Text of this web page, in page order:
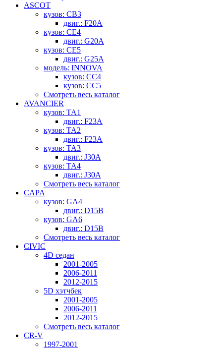
ASCOT
кузов: CB3
двиг.: F20A
кузов: CE4
двиг.: G20A
кузов: CE5
двиг.: G25A
модель: INNOVA
кузов: CC4
кузов: CC5
Смотреть весь каталог
AVANCIER
кузов: TA1
двиг.: F23A
кузов: TA2
двиг.: F23A
кузов: TA3
двиг.: J30A
кузов: TA4
двиг.: J30A
Смотреть весь каталог
CAPA
кузов: GA4
двиг.: D15B
кузов: GA6
двиг.: D15B
Смотреть весь каталог
CIVIC
4D седан
2001-2005
2006-2011
2012-2015
5D хэтчбек
2001-2005
2006-2011
2012-2015
Смотреть весь каталог
CR-V
1997-2001